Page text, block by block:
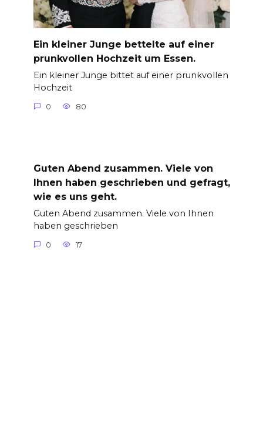
Ein kleiner Junge bettelte auf einer
prunkvollen Hochzeit um Essen.
Ein kleiner Junge bittet auf einer prunkvollen
Hochzeit
0 80
Guten Abend zusammen. Viele von
Ihnen haben geschrieben und gefragt,
wie es uns geht.
Guten Abend zusammen. Viele von Ihnen
haben geschrieben
0 17